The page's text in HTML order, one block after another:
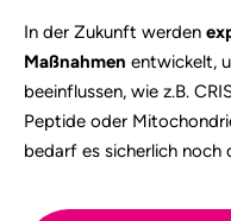
In der Zukunft werden
Maßnahmen entwickelt,
beeinflussen, wie z.B.
Peptide oder
bedarf es sicherlich noch